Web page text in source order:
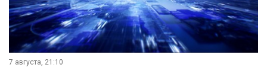
7 августа, 21:10